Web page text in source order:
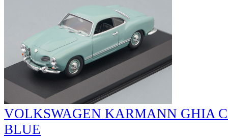
VOLKSWAGEN KARMANN GHIA
BLUE